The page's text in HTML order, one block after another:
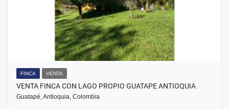
FINCA VENTA
VENTA FINCA CON LAGO PROPIO GUATAPE ANTIOQUIA
Guatapé, Antioquia, Colombia